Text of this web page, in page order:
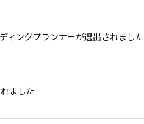
ィングプランナーが選出されました
ました